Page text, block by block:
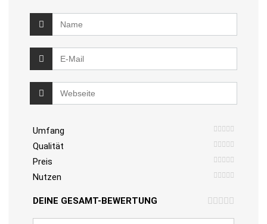
Umfang
Qualität
Preis
Nutzen
DEINE GESAMT-BEWERTUNG